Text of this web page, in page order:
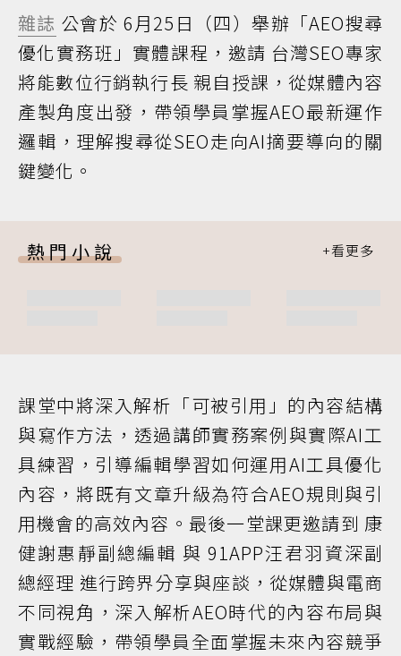
雜誌 公會於 6月25日（四）舉辦「AEO搜尋
優化實務班」實體課程，邀請 台灣SEO專家
將能數位行銷執行長 親自授課，從媒體內容
產製角度出發，帶領學員掌握AEO最新運作
邏輯，理解搜尋從SEO走向AI摘要導向的關
鍵變化。
熱門小說
課堂中將深入解析「可被引用」的內容結構
與寫作方法，透過講師實務案例與實際AI工
具練習，引導編輯學習如何運用AI工具優化
內容，將既有文章升級為符合AEO規則與引
用機會的高效內容。最後一堂課更邀請到 康
健謝惠靜副總編輯 與 91APP汪君羽資深副
總經理 進行跨界分享與座談，從媒體與電商
不同視角，深入解析AEO時代的內容布局與
實戰經驗，帶領學員全面掌握未來內容競爭